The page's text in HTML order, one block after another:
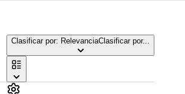
Clasificar por: RelevanciaClasificar por...